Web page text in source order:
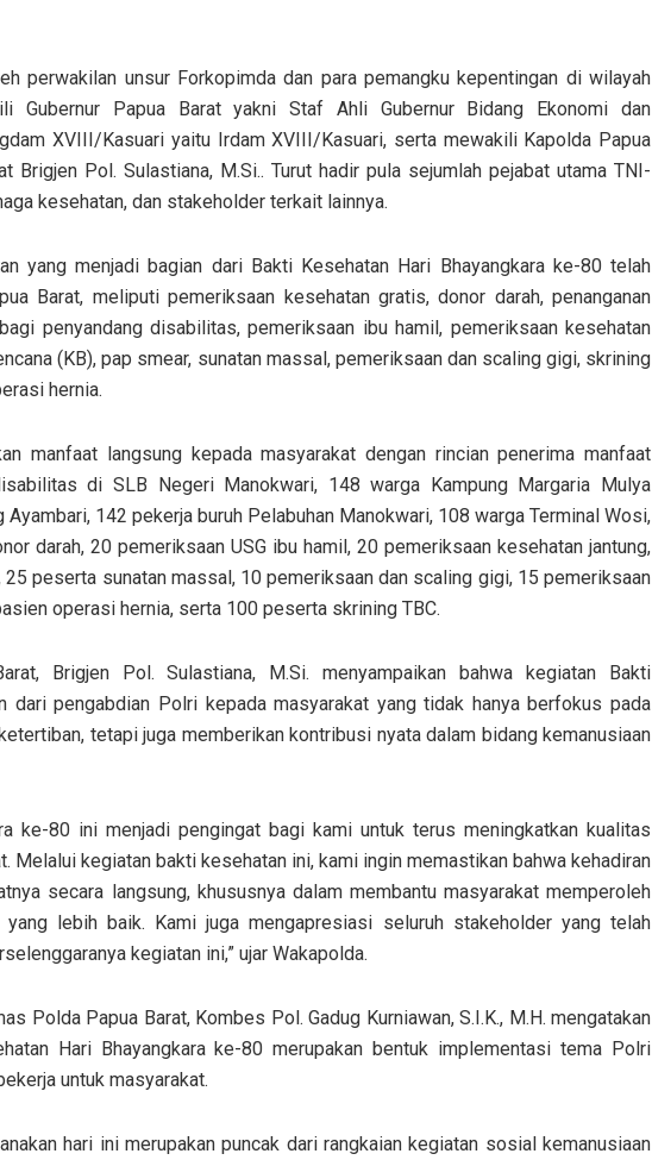
perwakilan unsur Forkopimda dan para pemangku kepentingan di wilayah
Gubernur Papua Barat yakni Staf Ahli Gubernur Bidang Ekonomi dan
XVIII/Kasuari yaitu Irdam XVIII/Kasuari, serta mewakili Kapolda Papua
Brigjen Pol. Sulastiana, M.Si.. Turut hadir pula sejumlah pejabat utama TNI-
kesehatan, dan stakeholder terkait lainnya.
yang menjadi bagian dari Bakti Kesehatan Hari Bhayangkara ke-80 telah
Barat, meliputi pemeriksaan kesehatan gratis, donor darah, penanganan
penyandang disabilitas, pemeriksaan ibu hamil, pemeriksaan kesehatan
(KB), pap smear, sunatan massal, pemeriksaan dan scaling gigi, skrining
hernia.
manfaat langsung kepada masyarakat dengan rincian penerima manfaat
di SLB Negeri Manokwari, 148 warga Kampung Margaria Mulya
Ayambari, 142 pekerja buruh Pelabuhan Manokwari, 108 warga Terminal Wosi,
darah, 20 pemeriksaan USG ibu hamil, 20 pemeriksaan kesehatan jantung,
25 peserta sunatan massal, 10 pemeriksaan dan scaling gigi, 15 pemeriksaan
operasi hernia, serta 100 peserta skrining TBC.
Brigjen Pol. Sulastiana, M.Si. menyampaikan bahwa kegiatan Bakti
dari pengabdian Polri kepada masyarakat yang tidak hanya berfokus pada
tetapi juga memberikan kontribusi nyata dalam bidang kemanusiaan
ke-80 ini menjadi pengingat bagi kami untuk terus meningkatkan kualitas
Melalui kegiatan bakti kesehatan ini, kami ingin memastikan bahwa kehadiran
secara langsung, khususnya dalam membantu masyarakat memperoleh
yang lebih baik. Kami juga mengapresiasi seluruh stakeholder yang telah
kegiatan ini,” ujar Wakapolda.
Polda Papua Barat, Kombes Pol. Gadug Kurniawan, S.I.K., M.H. mengatakan
Hari Bhayangkara ke-80 merupakan bentuk implementasi tema Polri
untuk masyarakat.
hari ini merupakan puncak dari rangkaian kegiatan sosial kemanusiaan